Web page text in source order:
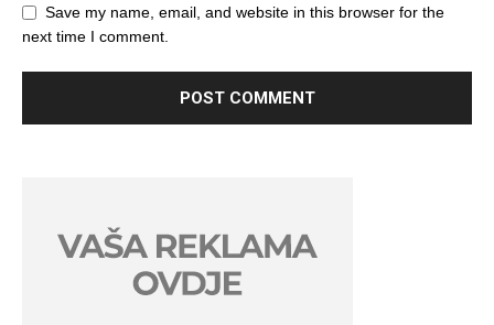
Save my name, email, and website in this browser for the
next time I comment.